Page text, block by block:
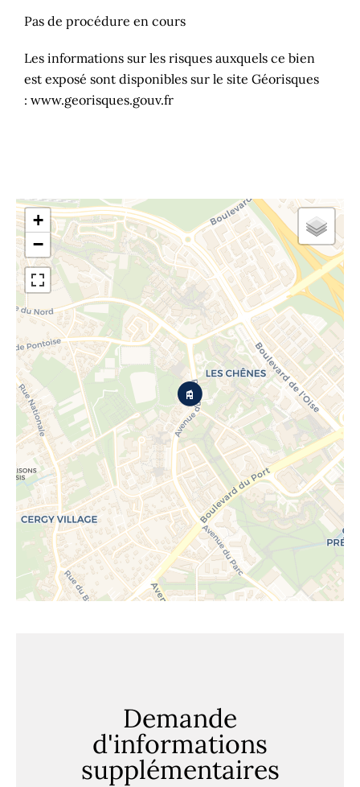
Pas de procédure en cours
Les informations sur les risques auxquels ce bien
est exposé sont disponibles sur le site Géorisques
: www.georisques.gouv.fr
+
−
Demande
d'informations
supplémentaires